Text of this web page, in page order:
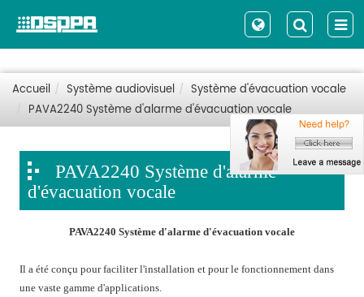
Accueil Système audiovisuel
Système d'évacuation vocale
PAVA2240 Système d'alarme d'évacuation vocale
PAVA2240 Système d'alarme
d'évacuation vocale
PAVA2240 Système d'alarme d'évacuation vocale
Il a été conçu pour faciliter l'installation et pour le fonctionnement dans
une vaste gamme d'applications.